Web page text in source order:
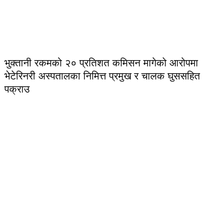
भुक्तानी रकमको २० प्रतिशत कमिसन मागेको आरोपमा
भेटेरिनरी अस्पतालका निमित्त प्रमुख र चालक घुससहित
पक्राउ